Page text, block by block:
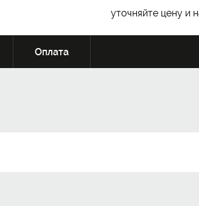
уточняйте цену и
Оплата